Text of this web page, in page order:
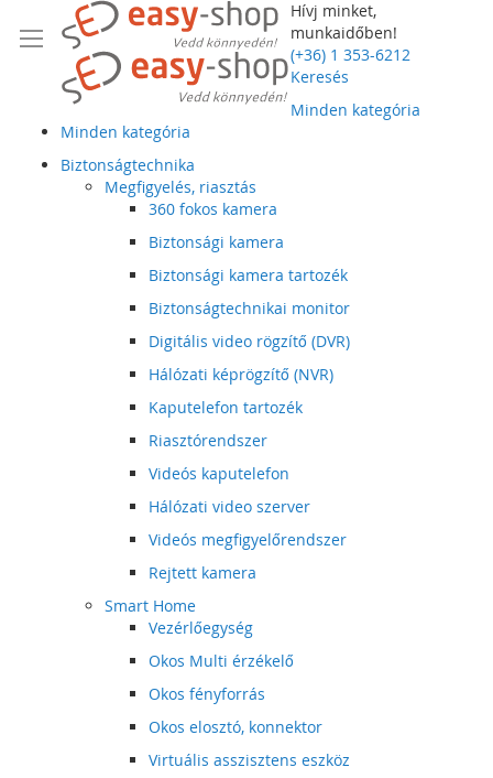
Hívj minket,
munkaidőben!
(+36) 1 353-6212
Keresés
Minden kategória
Minden kategória
Biztonságtechnika
Megfigyelés, riasztás
360 fokos kamera
Biztonsági kamera
Biztonsági kamera tartozék
Biztonságtechnikai monitor
Digitális video rögzítő (DVR)
Hálózati képrögzítő (NVR)
Kaputelefon tartozék
Riasztórendszer
Videós kaputelefon
Hálózati video szerver
Videós megfigyelőrendszer
Rejtett kamera
Smart Home
Vezérlőegység
Okos Multi érzékelő
Okos fényforrás
Okos elosztó, konnektor
Virtuális asszisztens eszköz